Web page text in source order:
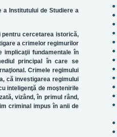
Institutului de Studiere a
pentru cercetarea istorică,
a crimelor regimurilor
implicaţii fundamentale în
principal în care se
Crimele regimului
că investigarea regimului
inteligenţă de moştenirile
vizând, în primul rând,
criminal impusîn anii de